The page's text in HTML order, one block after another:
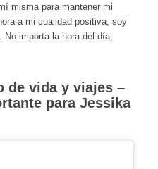
misma para mantener mi
a mi cualidad positiva, soy
importa la hora del día,
de vida y viajes –
para Jessika